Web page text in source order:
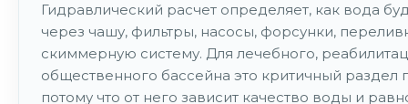
Гидравлический расчет определяет, как вода
через чашу, фильтры, насосы, форсунки,
скиммерную систему. Для лечебного,
общественного бассейна это критичный раздел
потому что от него зависит качество воды и